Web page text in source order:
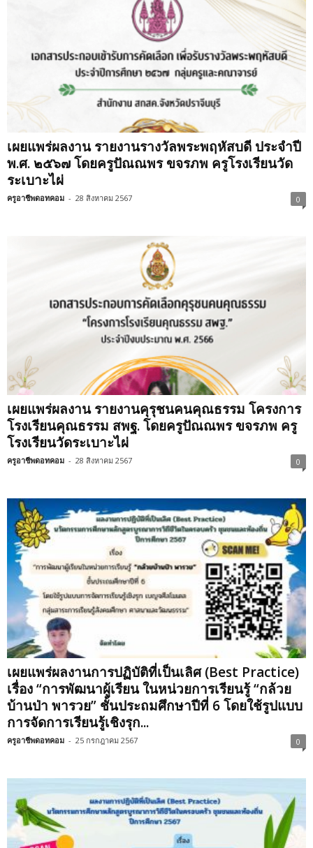
เผยแพร่ผลงาน รายงานรางวัลพระพฤหัสบดี ประจำปี
พ.ศ. ๒๕๖๗ โดยครูปัณณพร ขจรภพ ครูโรงเรียนวัด
ระเบาะไผ่
ครูอาชีพดอทคอม - 28 สิงหาคม 2567 0
เผยแพร่ผลงาน รายงานคุรุชนคนคุณธรรม โครงการ
โรงเรียนคุณธรรม สพฐ. โดยครูปัณณพร ขจรภพ ครู
โรงเรียนวัดระเบาะไผ่
ครูอาชีพดอทคอม - 28 สิงหาคม 2567 0
เผยแพร่ผลงานการปฏิบัติที่เป็นเลิศ (Best Practice)
เรื่อง “การพัฒนาผู้เรียน ในหน่วยการเรียนรู้ “กล้วย
บ้านป่า พารวย” ชั้นประถมศึกษาปีที่ 6 โดยใช้รูปแบบ
การจัดการเรียนรู้เชิงรุก...
ครูอาชีพดอทคอม - 25 กรกฎาคม 2567 0